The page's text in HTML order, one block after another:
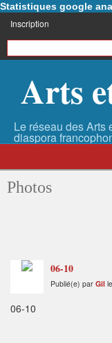
Statistiques google
Inscription
Arts
Photos
06-10
Publié(e) par Gil
06-10